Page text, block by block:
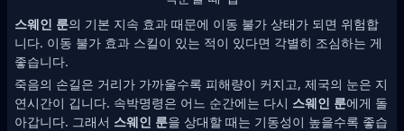
스웨인 룬의 기본 지속 효과 때문에 이동 불가 상태가 되면 위험합
니다. 이동 불가 효과 스킬이 있는 적이 있다면 각별히 조심하는 게
좋습니다.
죽음의 손길은 거리가 가까울수록 피해량이 커지고, 제국의 눈은 지
연시간이 깁니다. 속박명령은 어느 순간에는 다시 스웨인 룬에게 돌
아갑니다. 그래서 스웨인 룬을 상대할 때는 기동성이 높을수록 좋습